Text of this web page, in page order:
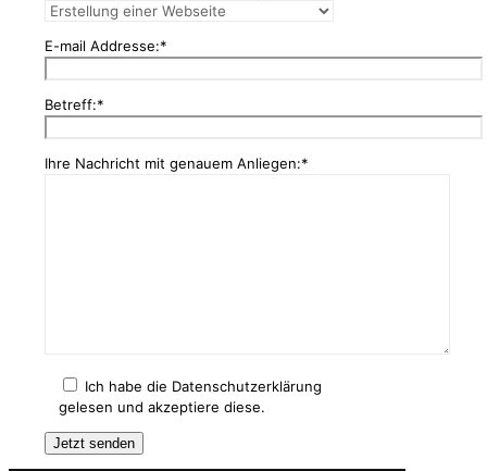
E-mail Addresse:*
Betreff:*
Ihre Nachricht mit genauem Anliegen:*
Ich habe die Datenschutzerklärung
gelesen und akzeptiere diese.